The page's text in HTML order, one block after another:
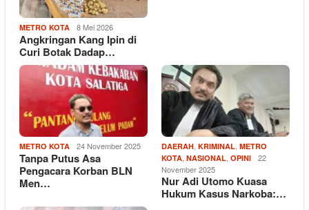
METRO KOTA 8 Mei 2026
Angkringan Kang Ipin di
Curi Botak Dadap…
METRO KOTA 24 November 2025
Tanpa Putus Asa
Pengacara Korban BLN
Men…
DAERAH KRIMINAL METRO
KOTA NASIONAL OPINI
22
November 2025
Nur Adi Utomo Kuasa
Hukum Kasus Narkoba:…